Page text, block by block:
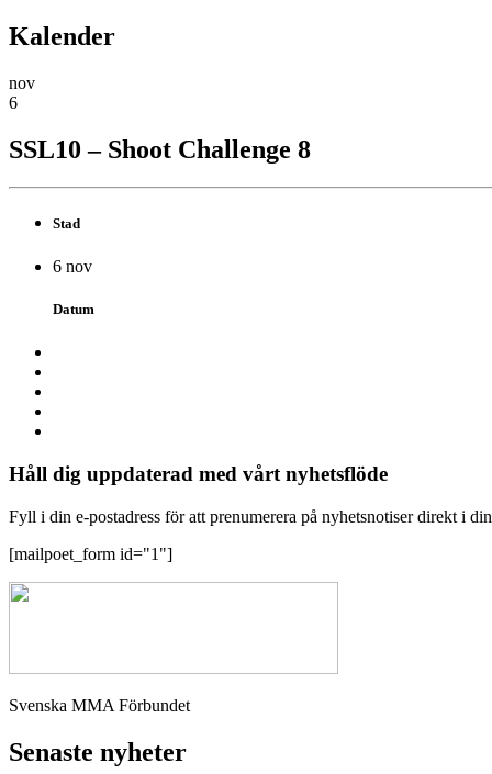
Kalender
nov
6
SSL10 – Shoot Challenge 8
Stad
6 nov
Datum
Håll dig uppdaterad med vårt nyhetsflöde
Fyll i din e-postadress för att prenumerera på nyhetsnotiser direkt i
[mailpoet_form id="1"]
Svenska MMA Förbundet
Senaste nyheter